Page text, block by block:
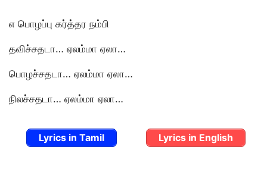
எ பொழப்பு கர்த்தர நம்பி
தவிச்சதடா… ஏலம்மா ஏலா…
பொழச்சதடா… ஏலம்மா ஏலா…
நிலச்சதடா… ஏலம்மா ஏலா…
Lyrics in Tamil Lyrics in English